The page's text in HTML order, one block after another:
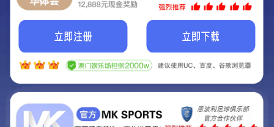
我们的网站正在建设.
它将是非常棒的网站.